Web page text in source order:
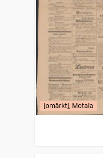
[omärkt], Motala